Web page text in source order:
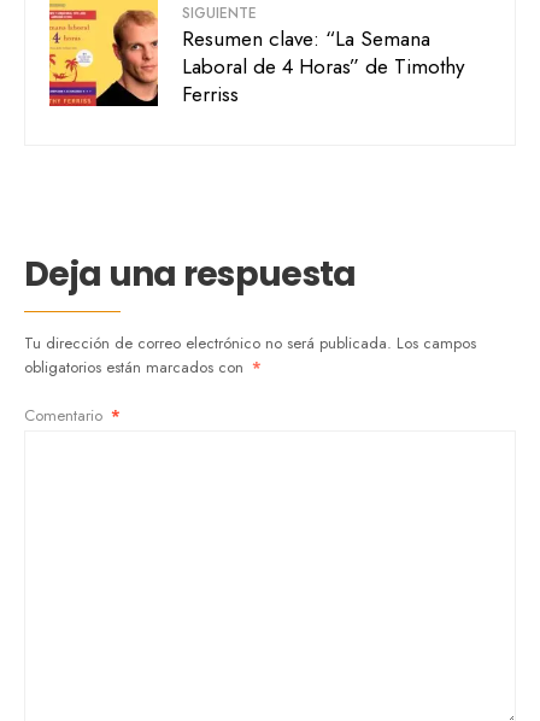
SIGUIENTE
Resumen clave: “La Semana
Laboral de 4 Horas” de Timothy
Ferriss
Deja una respuesta
Tu dirección de correo electrónico no será publicada. Los campos
obligatorios están marcados con *
Comentario *